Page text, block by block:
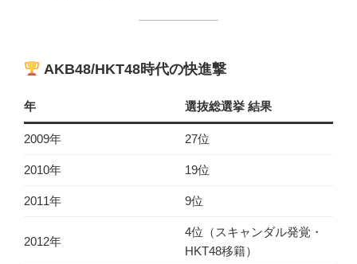
AKB48/HKT48時代の快進撃
年 選抜総選挙 結果
2009年 27位
2010年 19位
2011年 9位
2012年
4位（スキャンダル発覚・
HKT48移籍）